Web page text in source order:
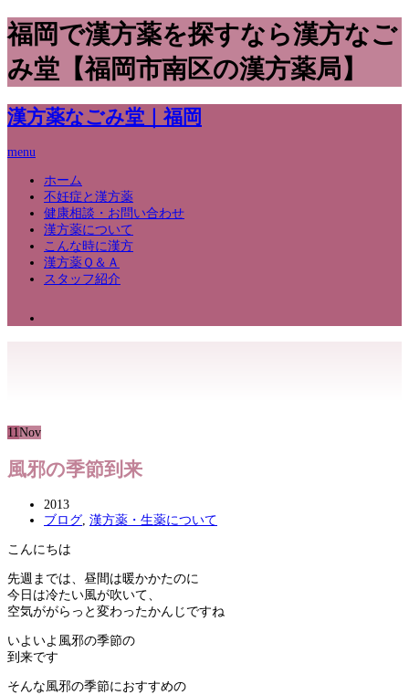
福岡で漢方薬を探すなら漢方なご
み堂【福岡市南区の漢方薬局】
漢方薬なごみ堂｜福岡
menu
ホーム
不妊症と漢方薬
健康相談・お問い合わせ
漢方薬について
こんな時に漢方
漢方薬Ｑ＆Ａ
スタッフ紹介
11Nov
風邪の季節到来
2013
ブログ, 漢方薬・生薬について
こんにちは
先週までは、昼間は暖かかたのに
今日は冷たい風が吹いて、
空気ががらっと変わったかんじですね
いよいよ風邪の季節の
到来です
そんな風邪の季節におすすめの